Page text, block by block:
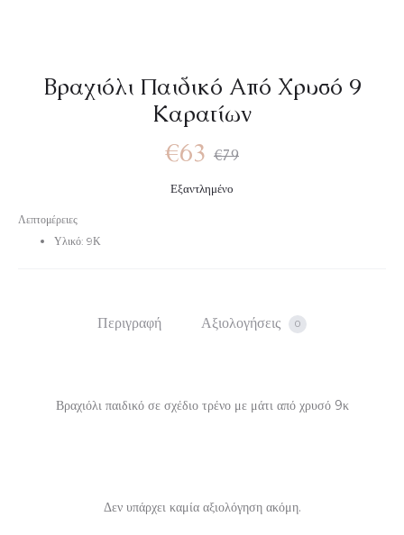
Βραχιόλι Παιδικό Από Χρυσό 9
Καρατίων
Λεπτομέρειες
Υλικό: 9Κ
€79
€63
Εξαντλημένο
Περιγραφή Αξιολογήσεις 0
Βραχιόλι παιδικό σε σχέδιο τρένο με μάτι από χρυσό 9κ
Δεν υπάρχει καμία αξιολόγηση ακόμη.